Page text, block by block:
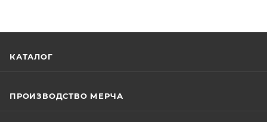
КАТАЛОГ
ПРОИЗВОДСТВО МЕРЧА